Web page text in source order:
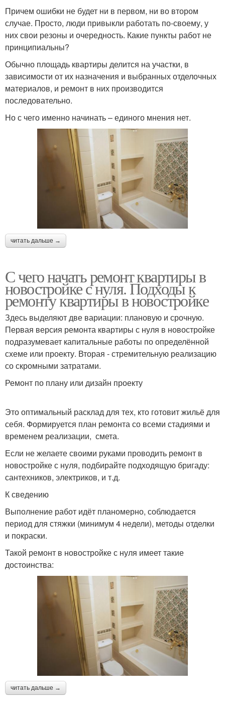
Причем ошибки не будет ни в первом, ни во втором
случае. Просто, люди привыкли работать по-своему, у
них свои резоны и очередность. Какие пункты работ не
принципиальны?
Обычно площадь квартиры делится на участки, в
зависимости от их назначения и выбранных отделочных
материалов, и ремонт в них производится
последовательно.
Но с чего именно начинать – единого мнения нет.
читать дальше →
С чего начать ремонт квартиры в
новостройке с нуля. Подходы к
ремонту квартиры в новостройке
Здесь выделяют две вариации: плановую и срочную.
Первая версия ремонта квартиры с нуля в новостройке
подразумевает капитальные работы по определённой
схеме или проекту. Вторая - стремительную реализацию
со скромными затратами.
Ремонт по плану или дизайн проекту
Это оптимальный расклад для тех, кто готовит жильё для
себя. Формируется план ремонта со всеми стадиями и
временем реализации, смета.
Если не желаете своими руками проводить ремонт в
новостройке с нуля, подбирайте подходящую бригаду:
сантехников, электриков, и т.д.
К сведению
Выполнение работ идёт планомерно, соблюдается
период для стяжки (минимум 4 недели), методы отделки
и покраски.
Такой ремонт в новостройке с нуля имеет такие
достоинства:
читать дальше →